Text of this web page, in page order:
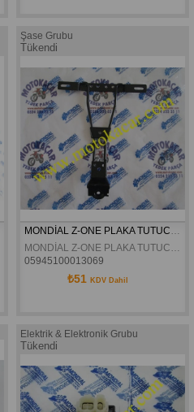
MONDİAL Z-ONE 150 ÖN ÇAMURLUK
Şase Grubu
Tükendi
MONDİAL Z-ONE PLAKA TUTUCU BRAKETİ ORJİNAL
MONDİAL Z-ONE PLAKA TUTUCU BRAKETİ ORJİNAL
05945100013069
₺51 KDV Dahil
Elektrik & Elektronik Grubu
Tükendi